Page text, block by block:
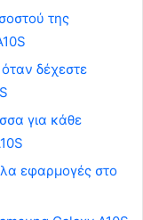
της
δέχεστε
για κάθε
εφαρμογές στο